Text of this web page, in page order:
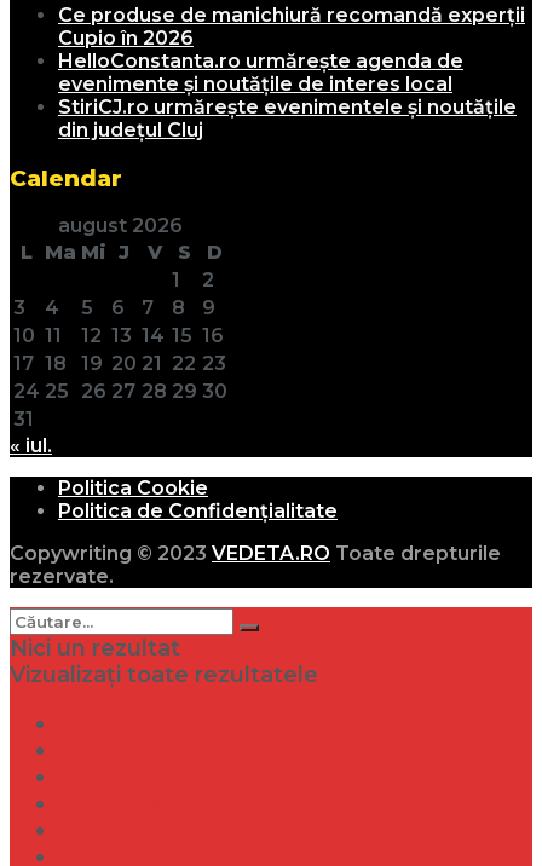
Ce produse de manichiură recomandă experții
Cupio în 2026
HelloConstanta.ro urmărește agenda de
evenimente și noutățile de interes local
StiriCJ.ro urmărește evenimentele și noutățile
din județul Cluj
Calendar
august 2026
L Ma Mi J V S
D
1
2
3
4 5 6 7 8
9
10 11 12 13 14 15 16
17 18 19 20 21 22 23
24 25 26 27 28 29 30
31
« iul.
Politica Cookie
Politica de Confidențialitate
Copywriting © 2023 VEDETA.RO Toate drepturile
rezervate.
Nici un rezultat
Vizualizați toate rezultatele